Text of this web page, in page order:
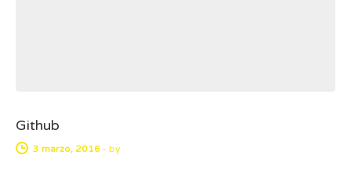
Github
3 marzo, 2016 - by